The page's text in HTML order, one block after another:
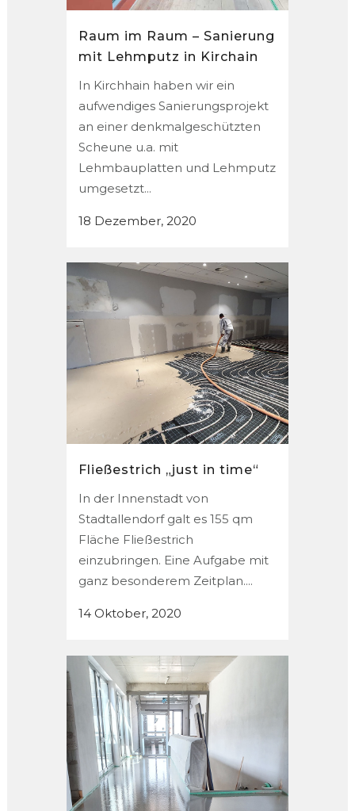
Raum im Raum – Sanierung
mit Lehmputz in Kirchain
In Kirchhain haben wir ein
aufwendiges Sanierungsprojekt
an einer denkmalgeschützten
Scheune u.a. mit
Lehmbauplatten und Lehmputz
umgesetzt...
18 Dezember, 2020
Fließestrich „just in time“
In der Innenstadt von
Stadtallendorf galt es 155 qm
Fläche Fließestrich
einzubringen. Eine Aufgabe mit
ganz besonderem Zeitplan....
14 Oktober, 2020